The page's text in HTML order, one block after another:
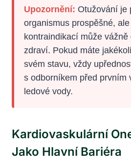
Upozornění: Otužování je
organismus prospěšné,
kontraindikací může vážně
zdraví. Pokud máte
svém stavu, vždy
s odborníkem před prvním
ledové vody.
Kardiovaskulární
Jako Hlavní Bariéra